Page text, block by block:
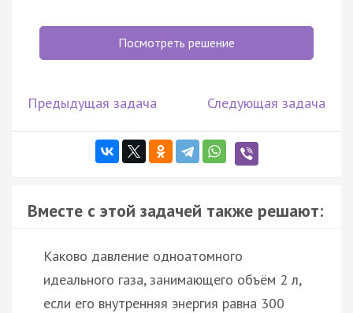
Посмотреть решение
Предыдущая задача Следующая задача
Вместе с этой задачей также решают:
Каково давление одноатомного
идеального газа, занимающего объём 2 л,
если его внутренняя энергия равна 300